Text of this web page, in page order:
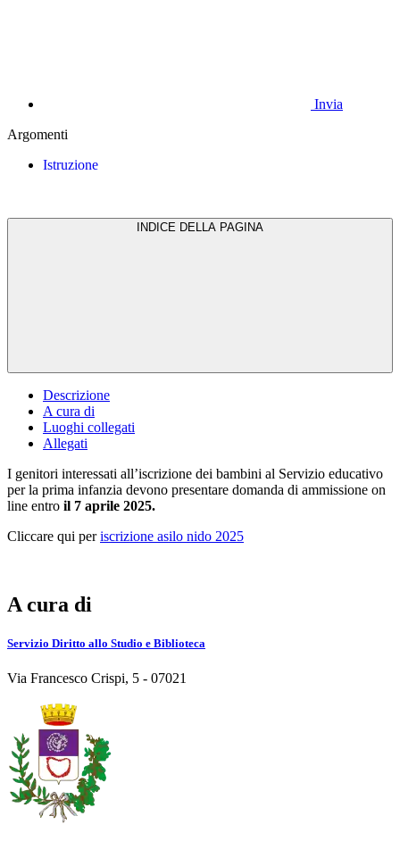
Invia
Argomenti
Istruzione
Descrizione
A cura di
Luoghi collegati
Allegati
I genitori interessati all’iscrizione dei bambini al Servizio educativo
per la prima infanzia devono presentare domanda di ammissione on
line entro il 7 aprile 2025.
Cliccare qui periscrizione asilo nido 2025
A cura di
Servizio Diritto allo Studio e Biblioteca
Via Francesco Crispi, 5 - 07021